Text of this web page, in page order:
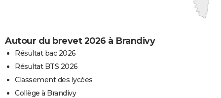
Autour du brevet 2026 à Brandivy
Résultat bac 2026
Résultat BTS 2026
Classement des lycées
Collège à Brandivy